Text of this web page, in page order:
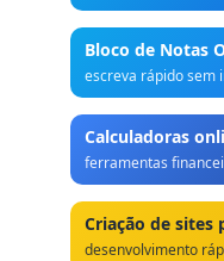
Bloco de Notas
escreva rápido sem
Calculadoras
ferramentas
Criação de sites
desenvolvimento